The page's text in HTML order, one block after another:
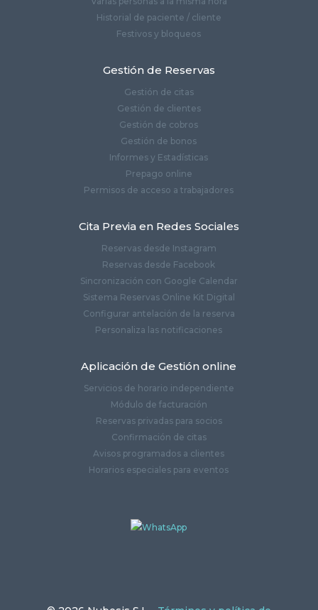
Historial de paciente / cliente
Festivos y bloqueos
Gestión de Reservas
Gestión de citas
Gestión de clientes
Gestión de cobros
Gestión de bonos
Informes y Estadísticas
Prepago online
Permisos de acceso a trabajadores
Cita Previa en Redes Sociales
Reservas desde Instagram
Reservas desde Facebook
Sincronización con Google Calendar
Sistema Reservas Online Kit Digital
Configurar antelación de la reserva
Personaliza las notificaciones
Aplicación de Gestión online
Servicios de horario independiente
Módulo de facturación
Reservas privadas para socios
Confirmación de citas
Avisos programados a clientes
Horarios especiales para eventos